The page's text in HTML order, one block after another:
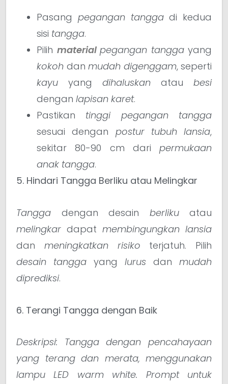
Pasang pegangan tanggadi kedua
sisi tangga.
Pilih material pegangan tanggayang
kokoh dan mudah digenggam, seperti
kayu yang dihaluskan atau besi
dengan lapisan karet.
Pastikan tinggi pegangan tangga
sesuai dengan postur tubuh lansia,
sekitar 80-90 cm dari permukaan
anak tangga.
5. Hindari Tangga Berliku atau Melingkar
Tangga dengan desain berlikuatau
melingkar dapat membingungkan lansia
dan meningkatkan risiko terjatuh. Pilih
desain tangga yang lurus dan mudah
diprediksi.
6. Terangi Tangga dengan Baik
Deskripsi: Tangga dengan pencahayaan
yang terang dan merata, menggunakan
lampu LED warm white.
Prompt untuk